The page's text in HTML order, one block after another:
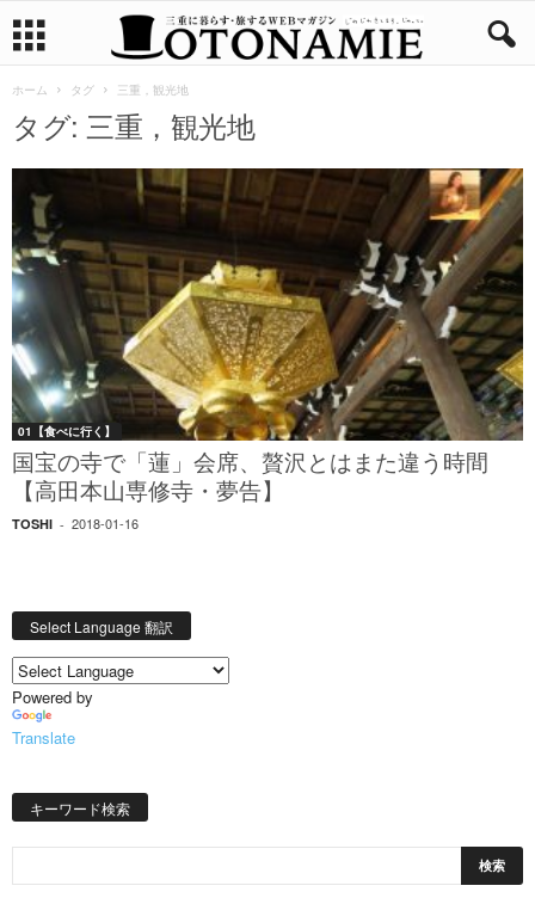
ホーム タグ 三重，観光地
タグ: 三重，観光地
01【食べに行く】
国宝の寺で「蓮」会席、贅沢とはまた違う時間
【高田本山専修寺・夢告】
TOSHI - 2018-01-16
Select Language 翻訳
Powered by
Translate
キーワード検索